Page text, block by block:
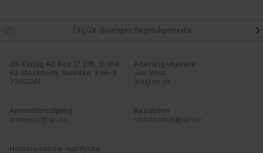
Följ QX-Sveriges Regnbågsmedia
QX Förlag AB Box 17 218, S-104
62 Stockholm, Sweden. +46-8
7203001
Ansvarig utgivare
Jon Voss
jon@qx.se
Annonsförsäljning
annonser@qx.se
Redaktion
redaktionen@qx.se
Hantera cookie-samtycke